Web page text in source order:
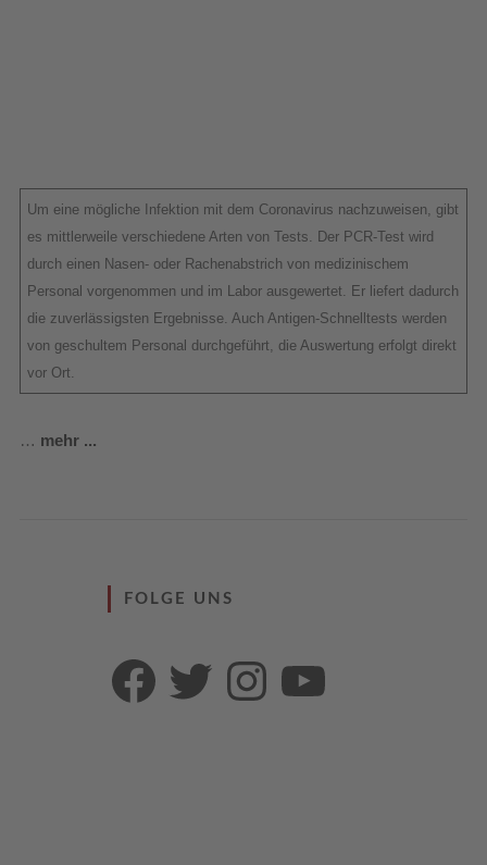
Um eine mögliche Infektion mit dem Coronavirus nachzuweisen, gibt
es mittlerweile verschiedene Arten von Tests. Der PCR-Test wird
durch einen Nasen- oder Rachenabstrich von medizinischem
Personal vorgenommen und im Labor ausgewertet. Er liefert dadurch
die zuverlässigsten Ergebnisse. Auch Antigen-Schnelltests werden
von geschultem Personal durchgeführt, die Auswertung erfolgt direkt
vor Ort.
… mehr ...
FOLGE UNS
FacebookTwitter InstagramYouTube